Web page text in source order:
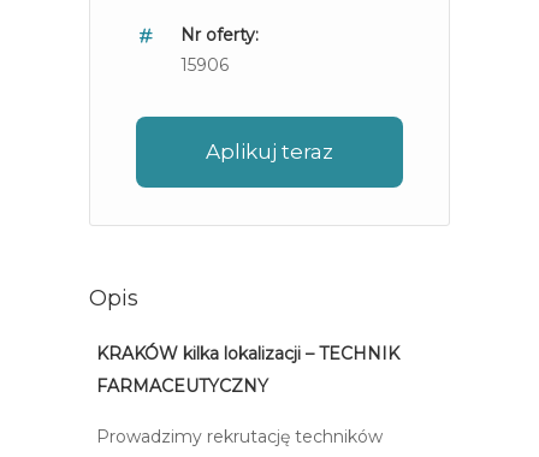
Nr oferty:
15906
Aplikuj teraz
Opis
KRAKÓW kilka lokalizacji – TECHNIK
FARMACEUTYCZNY
Prowadzimy rekrutację techników